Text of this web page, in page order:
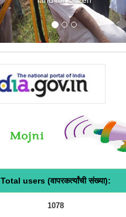
Total users (वापरकर्त्यांची संख्या):
1078